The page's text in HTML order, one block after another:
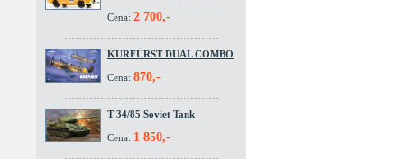
Cena: 2 700,-
KURFÜRST DUAL COMBO
Cena: 870,-
T 34/85 Soviet Tank
Cena: 1 850,-